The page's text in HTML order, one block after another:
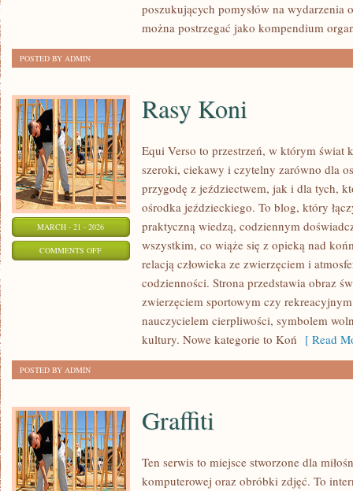
poszukujących pomysłów na
można postrzegać jako kompendium
POSTED BY ADMIN
MARCH - 21 - 2026
COMMENTS OFFON
Rasy Koni
Equi Verso to przestrzeń, w którym świat
szeroki, ciekawy i czytelny zarówno dla
przygodę z jeździectwem, jak i dla tych,
ośrodka jeździeckiego. To blog, który
praktyczną wiedzą, codziennym
wszystkim, co wiąże się z opieką nad
relacją człowieka ze zwierzęciem i
codzienności. Strona przedstawia obraz
zwierzęciem sportowym czy
nauczycielem cierpliwości, symbolem
kultury. Nowe kategorie to Koń [ Read
POSTED BY ADMIN
Graffiti
Ten serwis to miejsce stworzone dla
komputerowej oraz obróbki zdjęć. To